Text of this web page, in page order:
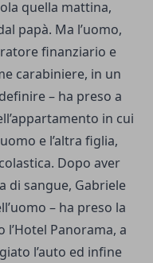
quella mattina,
papà. Ma l’uomo,
finanziario e
carabiniere, in un
– ha preso a
in cui
e l’altra figlia,
Dopo aver
di sangue, Gabriele
– ha preso la
Panorama, a
l’auto ed infine